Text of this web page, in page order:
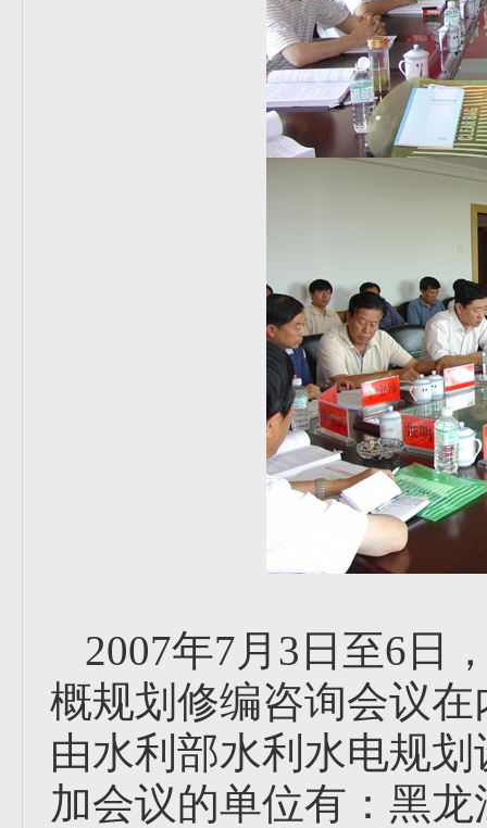
2007年7月3日至6日
概规划修编咨询会议
由水利部水利水电规
加会议的单位有：黑